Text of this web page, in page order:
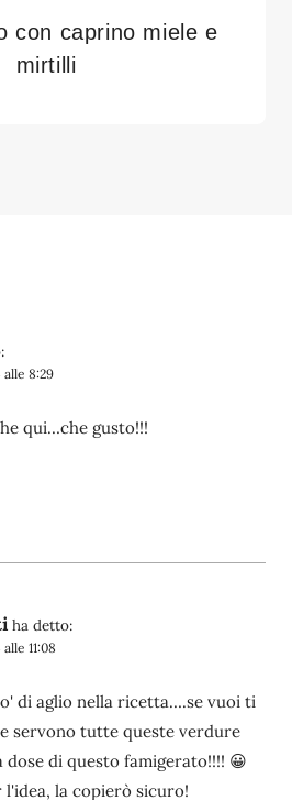
con caprino miele e
mirtilli
8:29
qui…che gusto!!!
ha detto:
11:08
di aglio nella ricetta….se vuoi ti
servono tutte queste verdure
di questo famigerato!!!! 😀
l'idea, la copierò sicuro!